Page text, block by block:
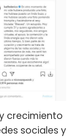
crecimiento
sociales y